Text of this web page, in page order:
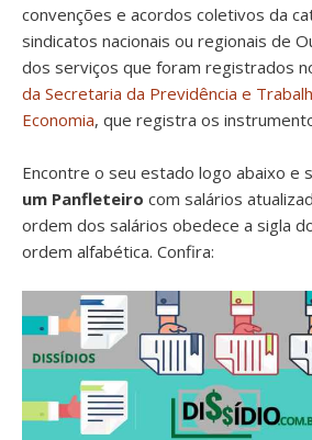
convenções e acordos coletivos da
sindicatos nacionais ou regionais de
dos serviços que foram registrados
da Secretaria da Previdência e
Economia, que registra os
Encontre o seu estado logo abaixo e
um Panfleteiro com salários
ordem dos salários obedece a sigla
ordem alfabética. Confira: